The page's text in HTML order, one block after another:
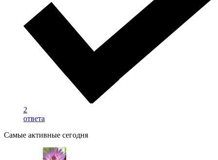
2
ответа
Самые активные сегодня